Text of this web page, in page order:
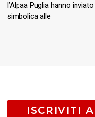
l’Alpaa Puglia hanno
simbolica alle
ISCRIVITI